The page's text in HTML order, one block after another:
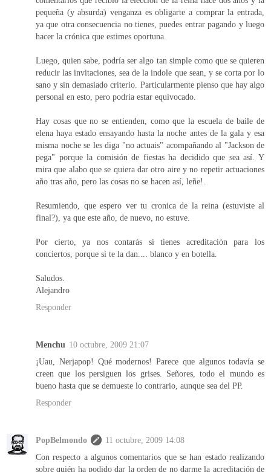
pequeña (y absurda) venganza es obligarte a comprar la entrada,
ya que otra consecuencia no tienes, puedes entrar pagando y luego
hacer la crónica que estimes oportuna.
Luego, quien sabe, podría ser algo tan simple como que se quieren
reducir las invitaciones, sea de la indole que sean, y se corta por lo
sano y sin demasiado criterio. Particularmente pienso que hay algo
personal en esto, pero podria estar equivocado.
Hay cosas que no se entienden, como que la escuela de baile de
elena haya estado ensayando hasta la noche antes de la gala y esa
misma noche se les diga "no actuais" acompañando al "Jackson de
pega" porque la comisión de fiestas ha decidido que sea así. Y
mira que alabo que se quiera dar otro aire y no repetir actuaciones
año tras año, pero las cosas no se hacen así, leñe!.
Resumiendo, que espero ver tu cronica de la reina (estuviste al
final?), ya que este año, de nuevo, no estuve.
Por cierto, ya nos contarás si tienes acreditaciòn para los
conciertos, porque si te la dan.... blanco y en botella.
Saludos.
Alejandro
Responder
Menchu 10 octubre, 2009 21:07
¡Uau, Nerjapop! Qué modernos! Parece que algunos todavía se
creen que los persiguen los grises. Señores, todo el mundo es
bueno hasta que se demueste lo contrario, aunque sea del PP.
Responder
PopBelmondo
11 octubre, 2009 14:08
Con respecto a algunos comentarios que se han estado realizando
sobre quién ha podido dar la orden de no darme la acreditación de